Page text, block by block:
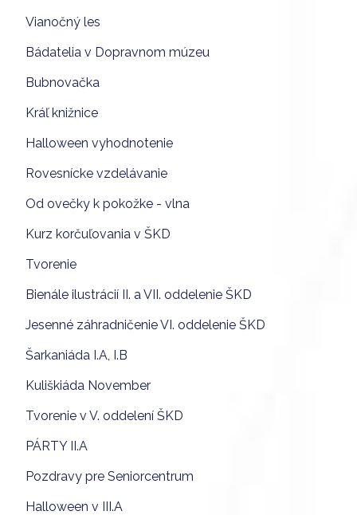
Vianočný les
Bádatelia v Dopravnom múzeu
Bubnovačka
Kráľ knižnice
Halloween vyhodnotenie
Rovesnícke vzdelávanie
Od ovečky k pokožke - vlna
Kurz korčuľovania v ŠKD
Tvorenie
Bienále ilustrácií II. a VII. oddelenie ŠKD
Jesenné záhradničenie VI. oddelenie ŠKD
Šarkaniáda I.A, I.B
Kuliškiáda November
Tvorenie v V. oddelení ŠKD
PÁRTY II.A
Pozdravy pre Seniorcentrum
Halloween v III.A